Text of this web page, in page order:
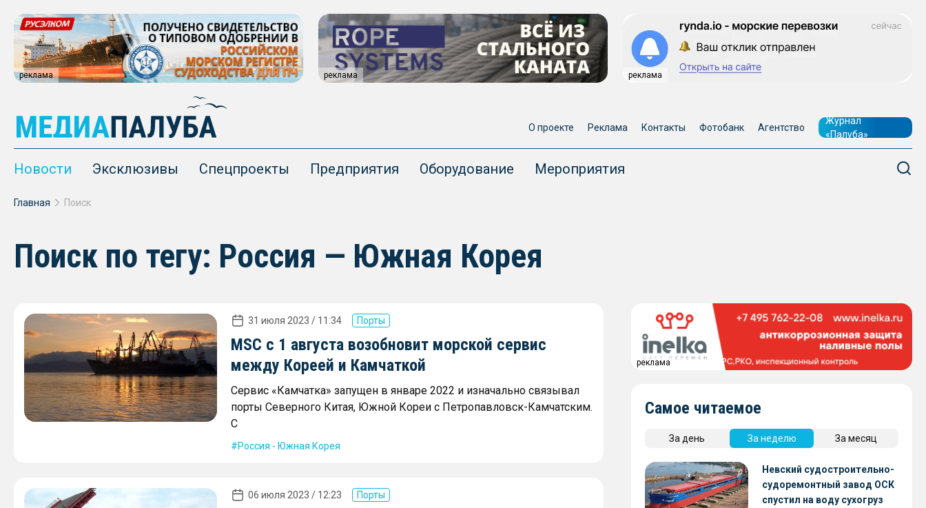
реклама реклама реклама
О проекте Реклама Контакты Фотобанк Агентство
Журнал
«Палуба»
Новости Эксклюзивы Спецпроекты Предприятия Оборудование Мероприятия
Главная Поиск
Поиск по тегу: Россия — Южная Корея
31 июля 2023 / 11:34 Порты
MSC с 1 августа возобновит морской сервис
между Кореей и Камчаткой
Сервис «Камчатка» запущен в январе 2022 и изначально связывал
порты Северного Китая, Южной Кореи с Петропавловск-Камчатским.
С
Россия - Южная Корея
06 июля 2023 / 12:23 Порты
реклама
Самое читаемое
За день За неделю За месяц
Невский судостроительно-
судоремонтный завод ОСК
спустил на воду сухогруз